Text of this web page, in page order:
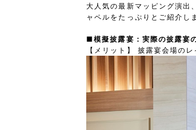
大人気の最新マッピング演出
ャペルをたっぷりとご紹介し
■模擬披露宴：実際の披露宴
【メリット】 披露宴会場の